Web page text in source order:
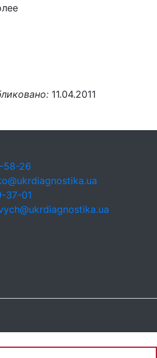
11.04.2011
58-26
37-01